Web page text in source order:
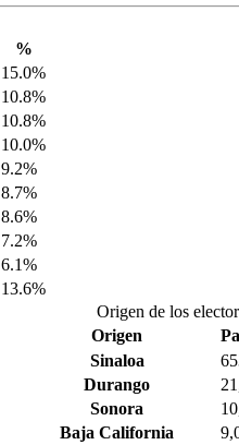
%
15.0%
10.8%
10.8%
10.0%
9.2%
8.7%
8.6%
7.2%
6.1%
13.6%
Origen de los
Origen
Sinaloa
Durango
Sonora
Baja California